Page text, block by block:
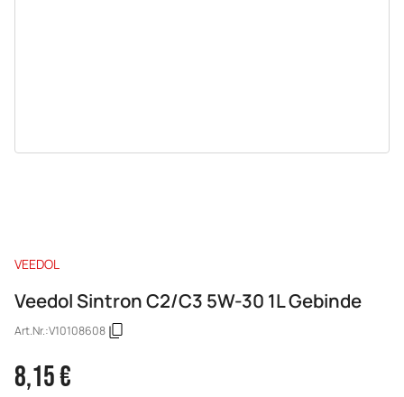
VEEDOL
Veedol Sintron C2/C3 5W-30 1L Gebinde
Art.Nr.:V10108608
8,15 €